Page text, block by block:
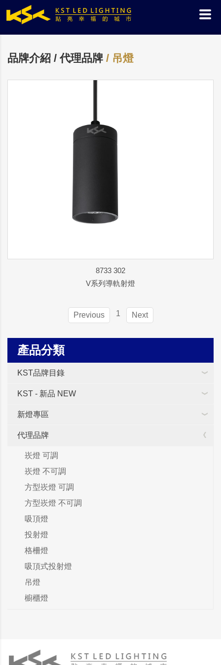
品牌介紹 / 代理品牌 / 吊燈
8733 302
V系列導軌射燈
Previous 1 Next
產品分類
KST品牌目錄
KST - 新品 NEW
新燈專區
代理品牌
崁燈 可調
崁燈 不可調
方型崁燈 可調
方型崁燈 不可調
吸頂燈
投射燈
格柵燈
吸頂式投射燈
吊燈
櫥櫃燈